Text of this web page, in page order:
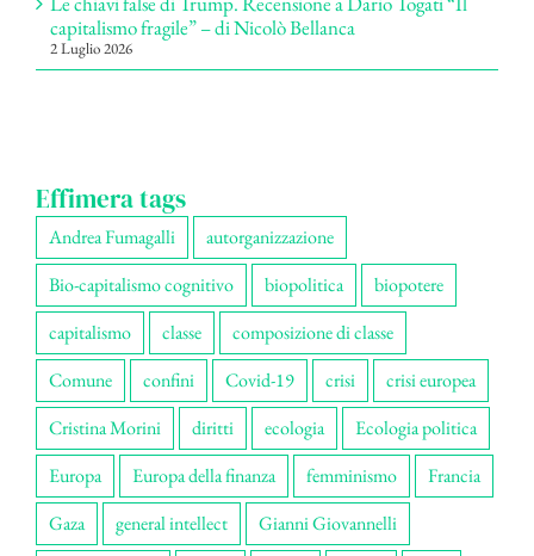
capitalismo fragile” – di Nicolò Bellanca
2 Luglio 2026
Effimera tags
Andrea Fumagalli
autorganizzazione
Bio-capitalismo cognitivo
biopolitica
biopotere
capitalismo
classe
composizione di classe
Comune
confini Covid-19 crisi
crisi europea
Cristina Morini
diritti ecologia
Ecologia politica
Europa
Europa della finanza femminismo
Francia
Gaza
general intellect
Gianni Giovannelli